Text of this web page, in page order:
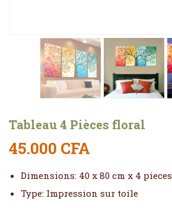
Tableau 4 Pièces floral
45.000 CFA
Dimensions: 40 x 80 cm x 4 pieces
Type: Impression sur toile